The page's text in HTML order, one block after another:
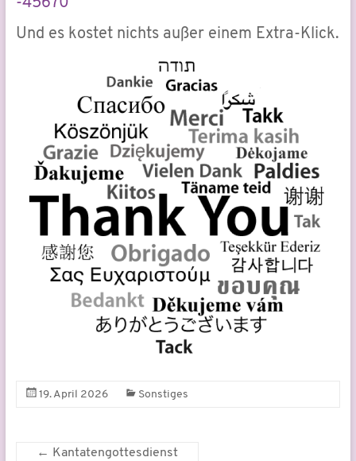
-45670
Und es kostet nichts außer einem Extra-Klick.
19. April 2026 Sonstiges
← Kantatengottesdienst